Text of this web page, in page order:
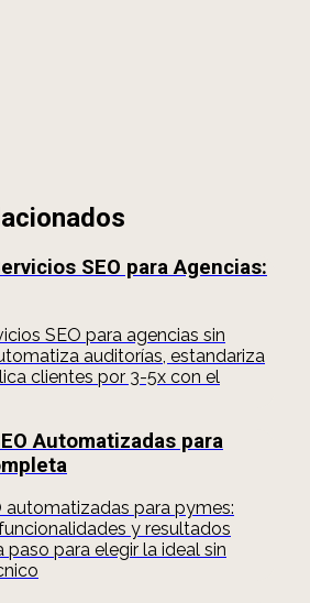
SEO para Agencias:
SEO para agencias sin
auditorías, estandariza
clientes por 3-5x con el
Automatizadas para
automatizadas para pymes:
y resultados
paso para elegir la ideal sin